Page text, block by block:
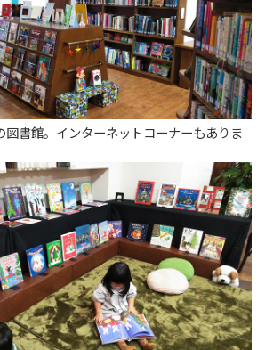
図書館。インターネットコーナーもありま